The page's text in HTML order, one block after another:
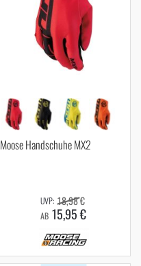
Moose Handschuhe MX2
AB 15,95 €
18,98 €